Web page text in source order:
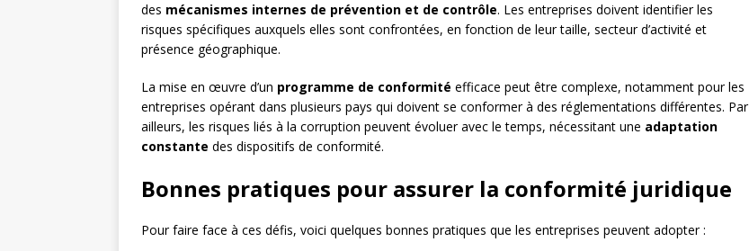
des mécanismes internes de prévention et de contrôle. Les entreprises doivent identifier les
risques spécifiques auxquels elles sont confrontées, en fonction de leur taille, secteur d’activité et
présence géographique.
La mise en œuvre d’un programme de conformité efficace peut être complexe, notamment pour les
entreprises opérant dans plusieurs pays qui doivent se conformer à des réglementations différentes. Par
ailleurs, les risques liés à la corruption peuvent évoluer avec le temps, nécessitant une adaptation
constante des dispositifs de conformité.
Bonnes pratiques pour assurer la conformité juridique
Pour faire face à ces défis, voici quelques bonnes pratiques que les entreprises peuvent adopter :